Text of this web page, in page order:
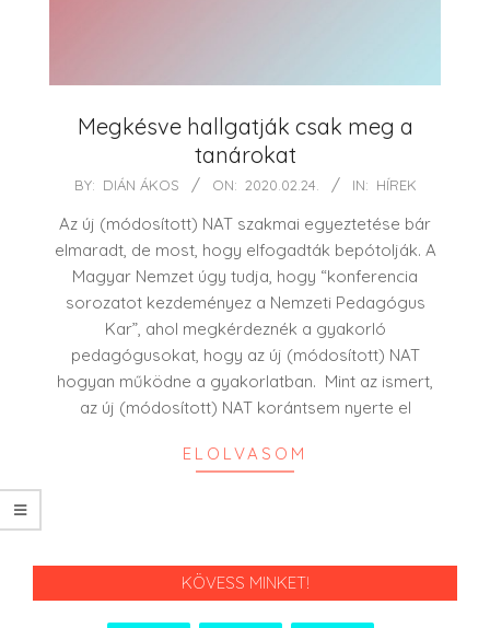
Megkésve hallgatják csak meg a
tanárokat
2020-
24
BY: DIÁN ÁKOS ON: 2020.02.24. IN: HÍREK
Az új (módosított) NAT szakmai egyeztetése bár
elmaradt, de most, hogy elfogadták bepótolják. A
Magyar Nemzet úgy tudja, hogy “konferencia
sorozatot kezdeményez a Nemzeti Pedagógus
Kar”, ahol megkérdeznék a gyakorló
pedagógusokat, hogy az új (módosított) NAT
hogyan működne a gyakorlatban. Mint az ismert,
az új (módosított) NAT korántsem nyerte el
ELOLVASOM
KÖVESS MINKET!